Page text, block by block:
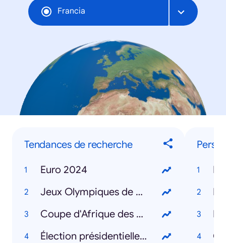
Francia
Tendances de recherche
Euro 2024
Jeux Olympiques de Paris 2024
Coupe d'Afrique des Nations 2024
Élection présidentielle américaine 2024